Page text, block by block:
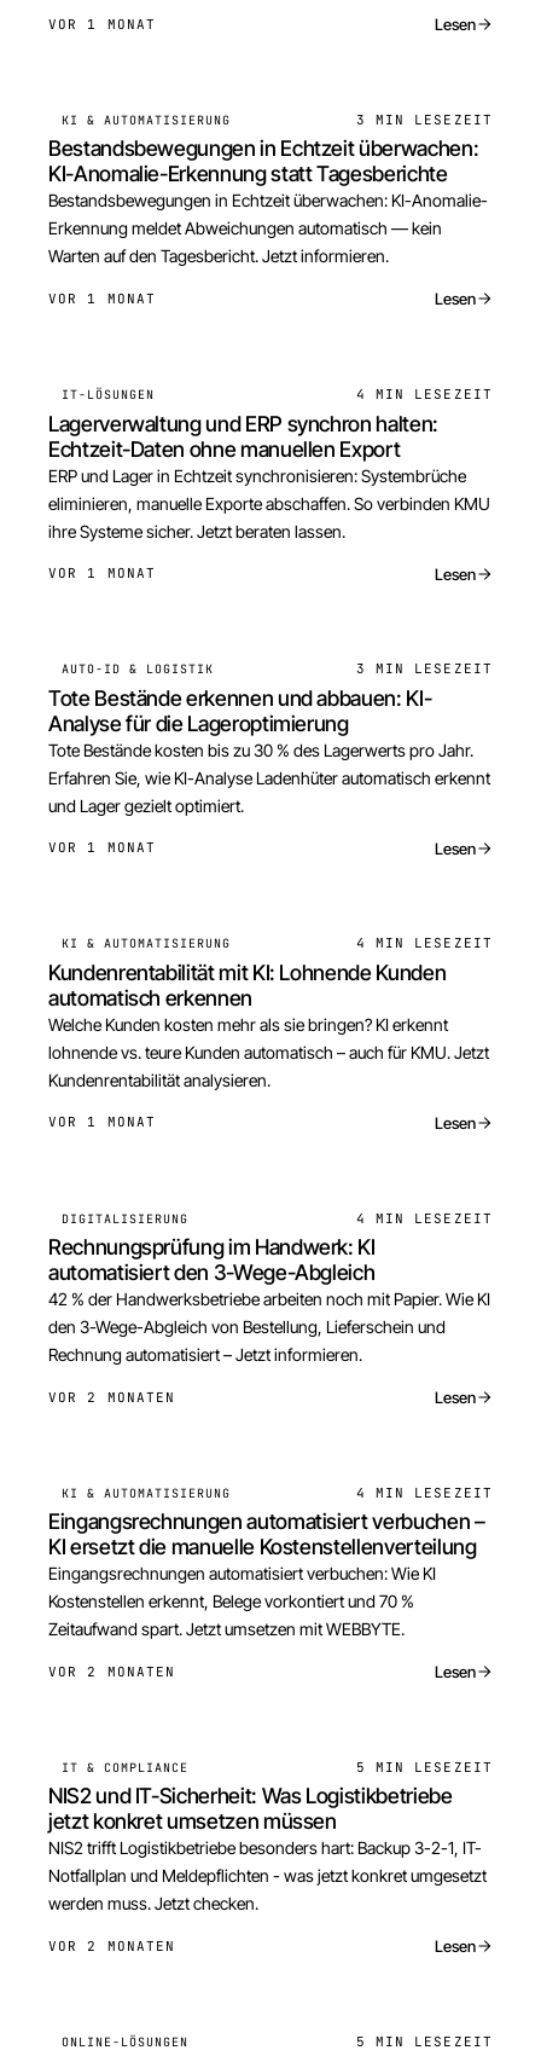
VOR 1 MONAT Lesen
KI & AUTOMATISIERUNG 3 MIN LESEZEIT
Bestandsbewegungen in Echtzeit überwachen:
KI-Anomalie-Erkennung statt Tagesberichte
Bestandsbewegungen in Echtzeit überwachen: KI-Anomalie-
Erkennung meldet Abweichungen automatisch — kein
Warten auf den Tagesbericht. Jetzt informieren.
VOR 1 MONAT Lesen
IT-LÖSUNGEN 4 MIN LESEZEIT
Lagerverwaltung und ERP synchron halten:
Echtzeit-Daten ohne manuellen Export
ERP und Lager in Echtzeit synchronisieren: Systembrüche
eliminieren, manuelle Exporte abschaffen. So verbinden KMU
ihre Systeme sicher. Jetzt beraten lassen.
VOR 1 MONAT Lesen
AUTO-ID & LOGISTIK 3 MIN LESEZEIT
Tote Bestände erkennen und abbauen: KI-
Analyse für die Lageroptimierung
Tote Bestände kosten bis zu 30 % des Lagerwerts pro Jahr.
Erfahren Sie, wie KI-Analyse Ladenhüter automatisch erkennt
und Lager gezielt optimiert.
VOR 1 MONAT Lesen
KI & AUTOMATISIERUNG 4 MIN LESEZEIT
Kundenrentabilität mit KI: Lohnende Kunden
automatisch erkennen
Welche Kunden kosten mehr als sie bringen? KI erkennt
lohnende vs. teure Kunden automatisch – auch für KMU. Jetzt
Kundenrentabilität analysieren.
VOR 1 MONAT Lesen
DIGITALISIERUNG 4 MIN LESEZEIT
Rechnungsprüfung im Handwerk: KI
automatisiert den 3-Wege-Abgleich
42 % der Handwerksbetriebe arbeiten noch mit Papier. Wie KI
den 3-Wege-Abgleich von Bestellung, Lieferschein und
Rechnung automatisiert – Jetzt informieren.
VOR 2 MONATEN Lesen
KI & AUTOMATISIERUNG 4 MIN LESEZEIT
Eingangsrechnungen automatisiert verbuchen –
KI ersetzt die manuelle Kostenstellenverteilung
Eingangsrechnungen automatisiert verbuchen: Wie KI
Kostenstellen erkennt, Belege vorkontiert und 70 %
Zeitaufwand spart. Jetzt umsetzen mit WEBBYTE.
VOR 2 MONATEN Lesen
IT & COMPLIANCE 5 MIN LESEZEIT
NIS2 und IT-Sicherheit: Was Logistikbetriebe
jetzt konkret umsetzen müssen
NIS2 trifft Logistikbetriebe besonders hart: Backup 3-2-1, IT-
Notfallplan und Meldepflichten - was jetzt konkret umgesetzt
werden muss. Jetzt checken.
VOR 2 MONATEN Lesen
ONLINE-LÖSUNGEN 5 MIN LESEZEIT